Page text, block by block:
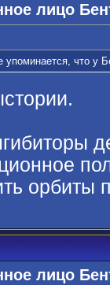
лицо
упоминается, что у
орбиты
лицо